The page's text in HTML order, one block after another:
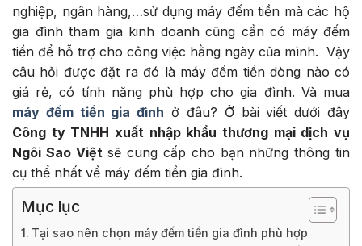
nghiệp, ngân hàng,…sử dụng máy đếm tiền mà các hộ
gia đình tham gia kinh doanh cũng cần có máy đếm
tiền để hỗ trợ cho công việc hằng ngày của mình. Vậy
câu hỏi được đặt ra đó là máy đếm tiền dòng nào có
giá rẻ, có tính năng phù hợp cho gia đình. Và mua
máy đếm tiền gia đình ở đâu? Ở bài viết dưới đây
Công ty TNHH xuất nhập khẩu thương mại dịch vụ
Ngôi Sao Việt sẽ cung cấp cho bạn những thông tin
cụ thể nhất về máy đếm tiền gia đình.
Mục lục
Tại sao nên chọn máy đếm tiền gia đình phù hợp